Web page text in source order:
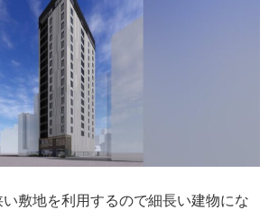
敷地を利用するので細長い建物にな